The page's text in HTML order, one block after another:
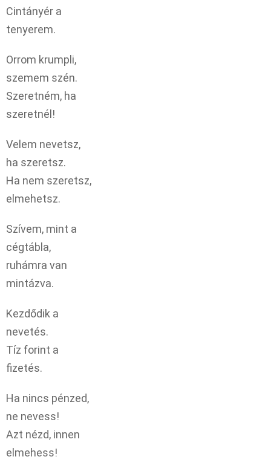
Cintányér a
tenyerem.
Orrom krumpli,
szemem szén.
Szeretném, ha
szeretnél!
Velem nevetsz,
ha szeretsz.
Ha nem szeretsz,
elmehetsz.
Szívem, mint a
cégtábla,
ruhámra van
mintázva.
Kezdődik a
nevetés.
Tíz forint a
fizetés.
Ha nincs pénzed,
ne nevess!
Azt nézd, innen
elmehess!